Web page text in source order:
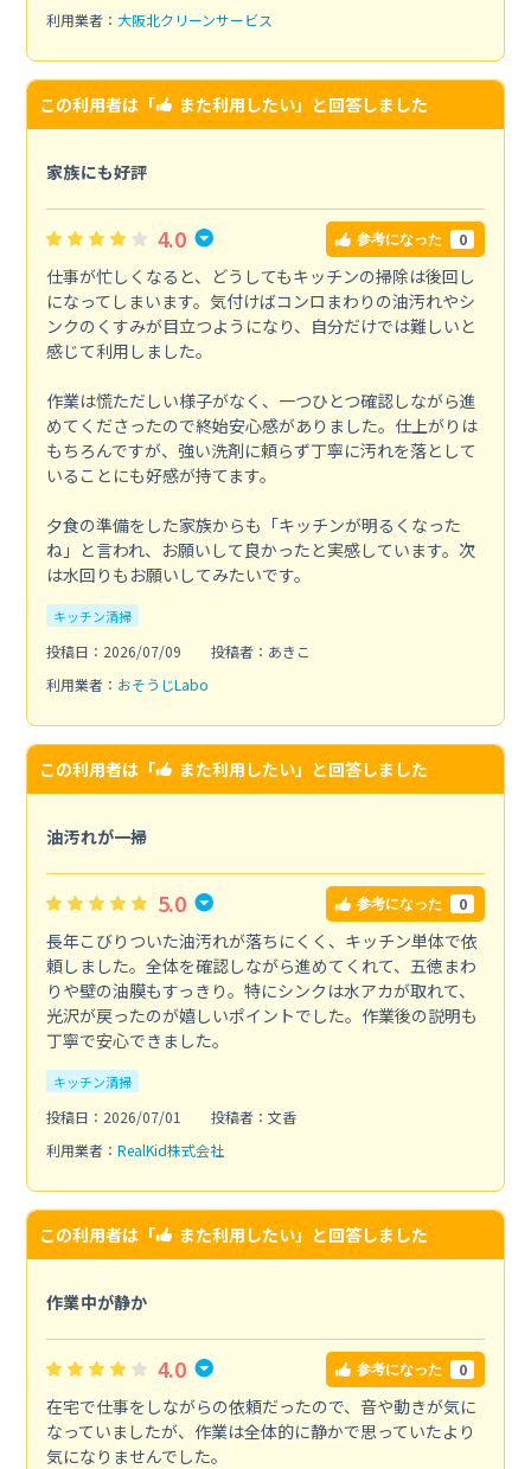
利用業者： 大阪北クリーンサービス
この利用者は「 また利用したい」と回答しました
家族にも好評
4.0 参考になった 0
仕事が忙しくなると、どうしてもキッチンの掃除は後回し
になってしまいます。気付けばコンロまわりの油汚れやシ
ンクのくすみが目立つようになり、自分だけでは難しいと
感じて利用しました。
作業は慌ただしい様子がなく、一つひとつ確認しながら進
めてくださったので終始安心感がありました。仕上がりは
もちろんですが、強い洗剤に頼らず丁寧に汚れを落として
いることにも好感が持てます。
夕食の準備をした家族からも「キッチンが明るくなった
ね」と言われ、お願いして良かったと実感しています。次
は水回りもお願いしてみたいです。
キッチン清掃
投稿日：2026/07/09
投稿者：あきこ
利用業者： おそうじLabo
この利用者は「 また利用したい」と回答しました
油汚れが一掃
5.0 参考になった 0
長年こびりついた油汚れが落ちにくく、キッチン単体で依
頼しました。全体を確認しながら進めてくれて、五徳まわ
りや壁の油膜もすっきり。特にシンクは水アカが取れて、
光沢が戻ったのが嬉しいポイントでした。作業後の説明も
丁寧で安心できました。
キッチン清掃
投稿日：2026/07/01
投稿者：文香
利用業者： RealKid株式会社
この利用者は「 また利用したい」と回答しました
作業中が静か
4.0 参考になった 0
在宅で仕事をしながらの依頼だったので、音や動きが気に
なっていましたが、作業は全体的に静かで思っていたより
気になりませんでした。